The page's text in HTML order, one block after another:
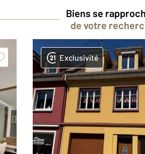
Biens se
de votre
Exclusivité